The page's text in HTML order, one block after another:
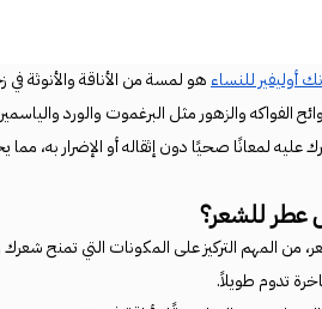
أوليفير للنساءهو لمسة من الأناقة والأنوثة
الفواكه والزهور مثل البرغموت والورد
لمعانًا صحيًا دون إثقاله أو الإضرار به، مما
عطر للشعر؟
من المهم التركيز على المكونات التي تمنح شعرك
تدوم طويلاً.